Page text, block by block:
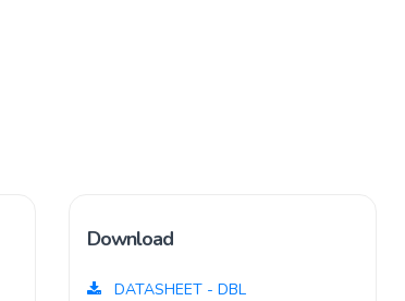
Download
DATASHEET - DBL